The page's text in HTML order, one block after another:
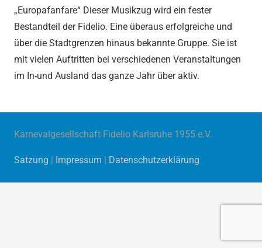
„Europafanfare“ Dieser Musikzug wird ein fester
Bestandteil der Fidelio. Eine überaus erfolgreiche und
über die Stadtgrenzen hinaus bekannte Gruppe. Sie ist
mit vielen Auftritten bei verschiedenen Veranstaltungen
im In-und Ausland das ganze Jahr über aktiv.
Karnevalgesellschaft Fidelio Karlsruhe 1955 e.V.
Satzung | Impressum | Datenschutzerklärung